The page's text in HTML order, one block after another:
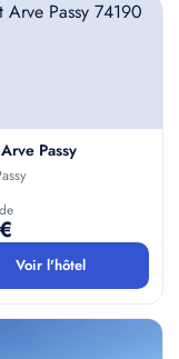
Passy
Voir l'hôtel